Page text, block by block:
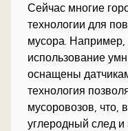
Сейчас многие
технологии для
мусора.
использование
оснащены
технология
мусоровозов, что,
углеродный след